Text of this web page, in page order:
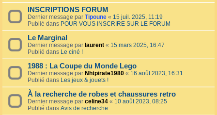
INSCRIPTIONS FORUM
Dernier message par Tipoune « 15 juil. 2025, 11:19
Publié dans POUR VOUS INSCRIRE SUR LE FORUM
Le Marginal
Dernier message par laurent « 15 mars 2025, 16:47
Publié dans Le ciné !
1988 : La Coupe du Monde Lego
Dernier message par Nhtpirate1980 « 16 août 2023, 16:31
Publié dans Les jeux & jouets !
À la recherche de robes et chaussures retro
Dernier message par celine34 « 10 août 2023, 08:25
Publié dans Avis de recherche